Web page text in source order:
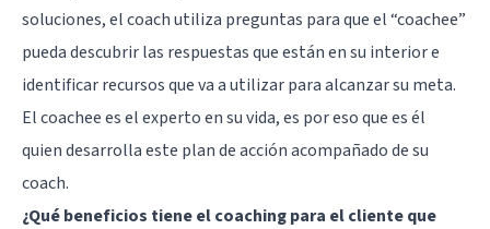
soluciones, el coach utiliza preguntas para que el “coachee”
pueda descubrir las respuestas que están en su interior e
identificar recursos que va a utilizar para alcanzar su meta.
El coachee es el experto en su vida, es por eso que es él
quien desarrolla este plan de acción acompañado de su
coach.
¿Qué beneficios tiene el coaching para el cliente que